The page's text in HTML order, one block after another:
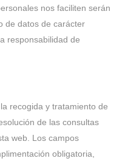
nos faciliten serán
de datos de carácter
responsabilidad de
recogida y tratamiento de
de las consultas
web. Los campos
obligatoria,